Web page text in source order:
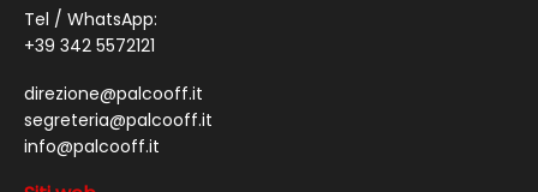
Tel / WhatsApp:
+39 342 5572121
direzione@palcooff.it
segreteria@palcooff.it
info@palcooff.it